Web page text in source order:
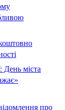
міста
про